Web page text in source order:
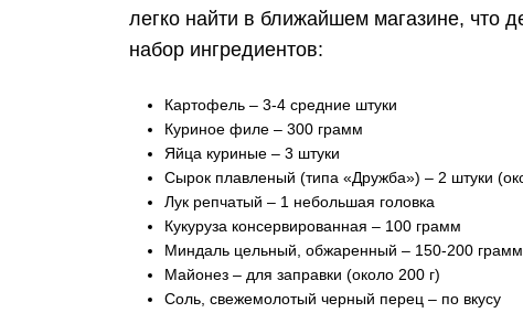
легко найти в ближайшем магазине, что
набор ингредиентов:
Картофель – 3-4 средние штуки
Куриное филе – 300 грамм
Яйца куриные – 3 штуки
Сырок плавленый (типа «Дружба») – 2 штуки
Лук репчатый – 1 небольшая головка
Кукуруза консервированная – 100 грамм
Миндаль цельный, обжаренный – 150-200 грамм
Майонез – для заправки (около 200 г)
Соль, свежемолотый черный перец – по вкусу